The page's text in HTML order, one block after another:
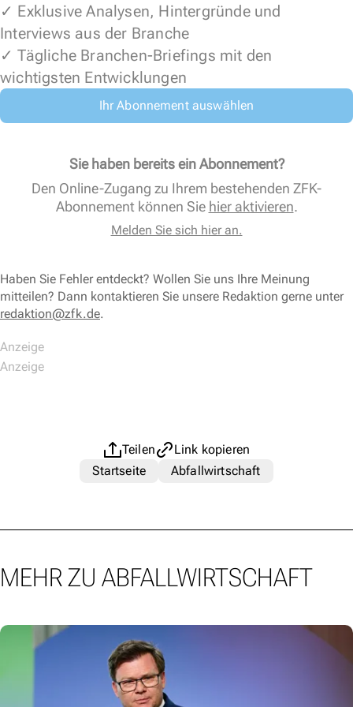
✓ Exklusive Analysen, Hintergründe und
Interviews aus der Branche
✓ Tägliche Branchen-Briefings mit den
wichtigsten Entwicklungen
Ihr Abonnement auswählen
Sie haben bereits ein Abonnement?
Den Online-Zugang zu Ihrem bestehenden ZFK-
Abonnement können Sie hier aktivieren.
Melden Sie sich hier an.
Haben Sie Fehler entdeckt? Wollen Sie uns Ihre Meinung
mitteilen? Dann kontaktieren Sie unsere Redaktion gerne unter
redaktion@zfk.de.
Teilen
Link kopieren
Startseite
Abfallwirtschaft
MEHR ZU ABFALLWIRTSCHAFT